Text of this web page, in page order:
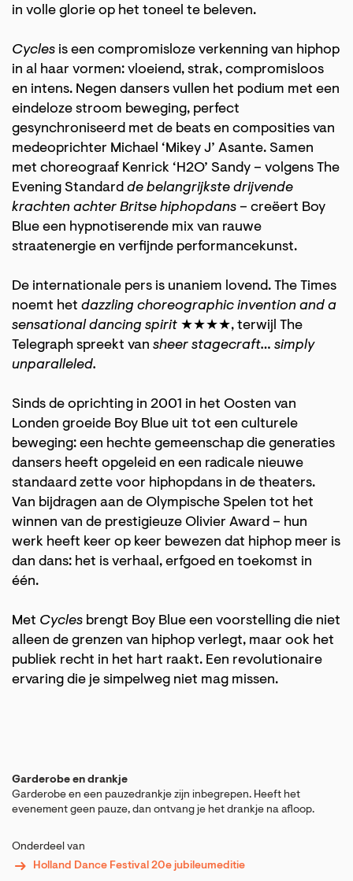
in volle glorie op het toneel te beleven.
Cycles is een compromisloze verkenning van hiphop
in al haar vormen: vloeiend, strak, compromisloos
en intens. Negen dansers vullen het podium met een
eindeloze stroom beweging, perfect
gesynchroniseerd met de beats en composities van
medeoprichter Michael ‘Mikey J’ Asante. Samen
met choreograaf Kenrick ‘H2O’ Sandy – volgens The
Evening Standard de belangrijkste drijvende
krachten achter Britse hiphopdans – creëert Boy
Blue een hypnotiserende mix van rauwe
straatenergie en verfijnde performancekunst.
De internationale pers is unaniem lovend. The Times
noemt het dazzling choreographic invention and a
sensational dancing spirit ★★★★, terwijl The
Telegraph spreekt van sheer stagecraft… simply
unparalleled.
Sinds de oprichting in 2001 in het Oosten van
Londen groeide Boy Blue uit tot een culturele
beweging: een hechte gemeenschap die generaties
dansers heeft opgeleid en een radicale nieuwe
standaard zette voor hiphopdans in de theaters.
Van bijdragen aan de Olympische Spelen tot het
winnen van de prestigieuze Olivier Award – hun
werk heeft keer op keer bewezen dat hiphop meer is
dan dans: het is verhaal, erfgoed en toekomst in
één.
Met Cycles brengt Boy Blue een voorstelling die niet
alleen de grenzen van hiphop verlegt, maar ook het
publiek recht in het hart raakt. Een revolutionaire
ervaring die je simpelweg niet mag missen.
Garderobe en drankje
Garderobe en een pauzedrankje zijn inbegrepen. Heeft het
evenement geen pauze, dan ontvang je het drankje na afloop.
Onderdeel van
Holland Dance Festival 20e jubileumeditie